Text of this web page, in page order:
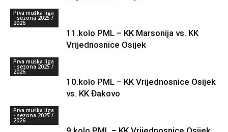
Prva muška liga
- sezona 2025 /
2026
11.kolo PML – KK Marsonija vs. KK
Vrijednosnice Osijek
Prva muška liga
- sezona 2025 /
2026
10.kolo PML – KK Vrijednosnice Osijek
vs. KK Đakovo
Prva muška liga
- sezona 2025 /
2026